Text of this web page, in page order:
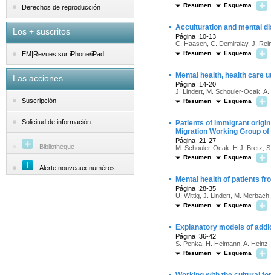
Derechos de reproducción
Los + suscritos
EM|Revues sur iPhone/iPad
Las acciones
Suscripción
Solicitud de información
Bibliothèque
Alerte nouveaux numéros
Resumen Esquema
· Acculturation and mental
Página :10-13
C. Haasen, C. Demiralay, J.
Resumen Esquema
· Mental health, health care
Página :14-20
J. Lindert, M. Schouler-Ocak, A.
Resumen Esquema
·
Patients of immigrant
Migration Working Group
Página :21-27
M. Schouler-Ocak, H.J. Bretz,
Resumen Esquema
· Mental health of patients
Página :28-35
U. Wittig, J. Lindert, M.
Resumen Esquema
· Explanatory models of
Página :36-42
S. Penka, H. Heimann, A.
Resumen Esquema